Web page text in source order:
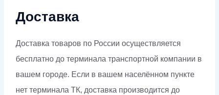
Доставка
Доставка товаров по России осуществляется
бесплатно до терминала транспортной компании в
вашем городе. Если в вашем населённом пункте
нет терминала ТК, доставка производится до